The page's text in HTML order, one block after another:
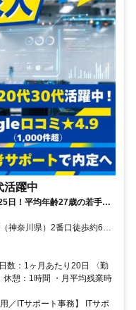
活躍中
日！平均年齢27歳の若手活
ビューを応援！
神奈川県）2番口徒歩約6
川県）2番口徒歩約6分、横
2番口徒歩約6分
数：1ヶ月あたり20日 〈勤
憩：1時間 ・月平均残業時
／ITサポート事務】 ITサポ